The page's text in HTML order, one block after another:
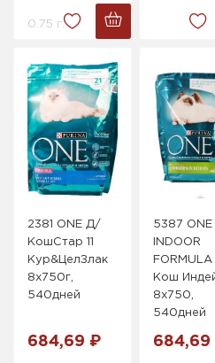
0.75 г.
2381 ONE Д/
КошСтар 11
Кур&ЦелЗлак
8x750г,
540дней
684,69 ₽
5387 ONE
INDOOR
Кош
8x750,
540дней
684,69